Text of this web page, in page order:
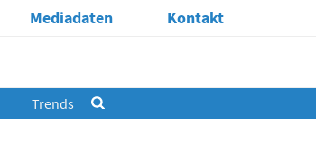
Mediadaten Kontakt
Trends